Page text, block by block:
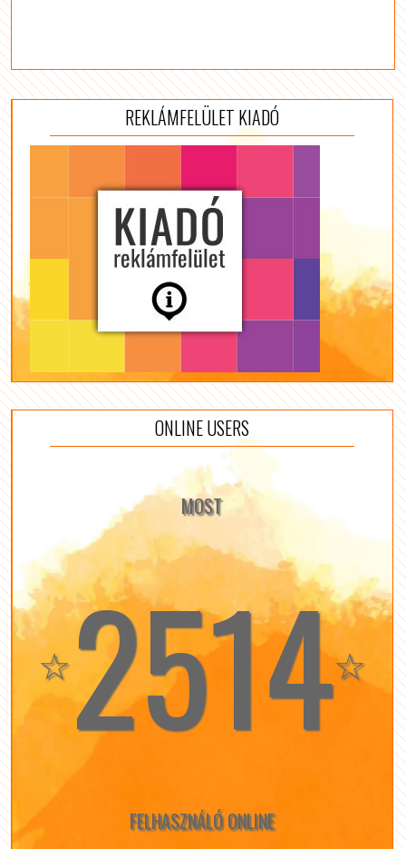
REKLÁMFELÜLET KIADÓ
ONLINE USERS
MOST
☆2514☆
FELHASZNÁLÓ ONLINE